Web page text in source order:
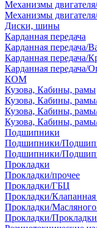
Механизмы
Механизмы
Диски, шины
Карданная передача
Карданная передача/
Карданная передача/
Карданная передача/
КОМ
Кузова, Кабины, рамы
Кузова, Кабины,
Кузова, Кабины,
Кузова, Кабины,
Подшипники
Подшипники/
Подшипники/
Прокладки
Прокладки/прочее
Прокладки/ГБЦ
Прокладки/
Прокладки/Масляного
Прокладки/